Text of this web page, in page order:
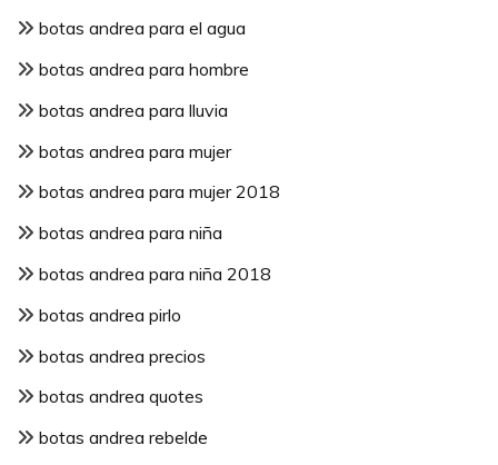
botas andrea para el agua
botas andrea para hombre
botas andrea para lluvia
botas andrea para mujer
botas andrea para mujer 2018
botas andrea para niña
botas andrea para niña 2018
botas andrea pirlo
botas andrea precios
botas andrea quotes
botas andrea rebelde